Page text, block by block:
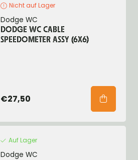
Nicht auf Lager
Dodge WC
DODGE WC CABLE
SPEEDOMETER ASSY (6X6)
€27,50
Auf Lager
Dodge WC